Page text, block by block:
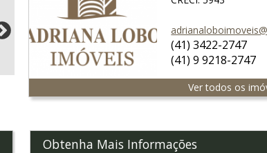
(41) 3422-2747
(41) 9 9218-2747
Ver todos os
Obtenha Mais Informações